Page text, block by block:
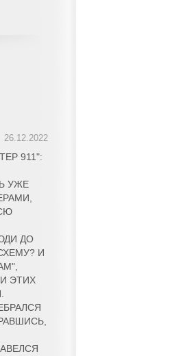
26.12.2022
911":
УЖЕ
ДО
И
ЭТИХ